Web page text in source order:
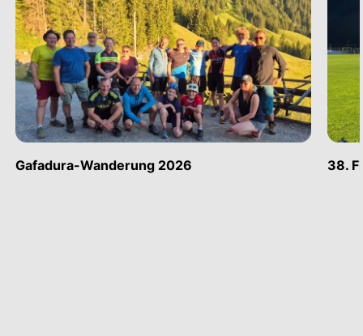
Gafadura-Wanderung 2026 38.